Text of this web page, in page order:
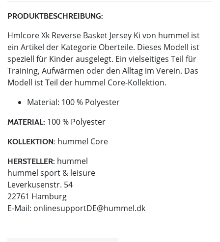
PRODUKTBESCHREIBUNG:
Hmlcore Xk Reverse Basket Jersey Ki von hummel ist
ein Artikel der Kategorie Oberteile. Dieses Modell ist
speziell für Kinder ausgelegt. Ein vielseitiges Teil für
Training, Aufwärmen oder den Alltag im Verein. Das
Modell ist Teil der hummel Core-Kollektion.
Material: 100 % Polyester
MATERIAL: 100 % Polyester
KOLLEKTION: hummel Core
HERSTELLER: hummel
hummel sport & leisure
Leverkusenstr. 54
22761 Hamburg
E-Mail: onlinesupportDE@hummel.dk